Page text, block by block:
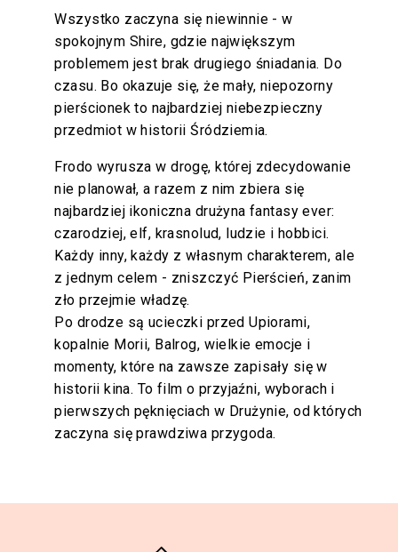
Wszystko zaczyna się niewinnie - w
spokojnym Shire, gdzie największym
problemem jest brak drugiego śniadania. Do
czasu. Bo okazuje się, że mały, niepozorny
pierścionek to najbardziej niebezpieczny
przedmiot w historii Śródziemia.
Frodo wyrusza w drogę, której zdecydowanie
nie planował, a razem z nim zbiera się
najbardziej ikoniczna drużyna fantasy ever:
czarodziej, elf, krasnolud, ludzie i hobbici.
Każdy inny, każdy z własnym charakterem, ale
z jednym celem - zniszczyć Pierścień, zanim
zło przejmie władzę.
Po drodze są ucieczki przed Upiorami,
kopalnie Morii, Balrog, wielkie emocje i
momenty, które na zawsze zapisały się w
historii kina. To film o przyjaźni, wyborach i
pierwszych pęknięciach w Drużynie, od których
zaczyna się prawdziwa przygoda.